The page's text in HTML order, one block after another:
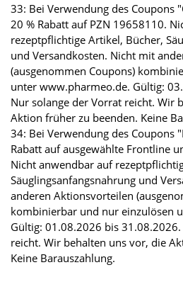
33: Bei Verwendung des Coupons
20 % Rabatt auf PZN 19658110.
rezeptpflichtige Artikel, Bücher,
und Versandkosten. Nicht mit
(ausgenommen Coupons)
unter www.pharmeo.de. Gültig:
Nur solange der Vorrat reicht. Wir
Aktion früher zu beenden. Keine
34: Bei Verwendung des Coupons
Rabatt auf ausgewählte Frontline
Nicht anwendbar auf
Säuglingsanfangsnahrung und
anderen Aktionsvorteilen
kombinierbar und nur einzulösen
Gültig: 01.08.2026 bis
reicht. Wir behalten uns vor, die
Keine Barauszahlung.